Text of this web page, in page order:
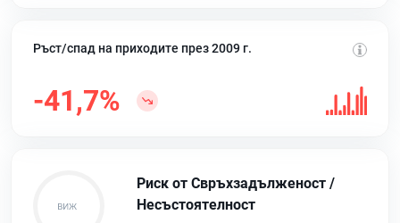
Ръст/спад на приходите през 2009 г.
-41,7%
Риск от Свръхзадълженост /
Несъстоятелност